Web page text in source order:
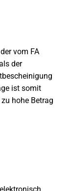
vom FA
der
ist somit
hohe Betrag